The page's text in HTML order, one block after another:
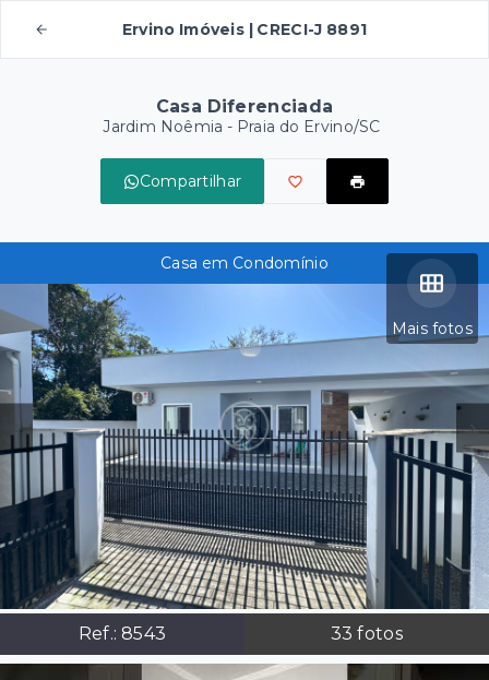
Ervino Imóveis | CRECI-J 8891
Casa Diferenciada
Jardim Noêmia - Praia do Ervino/SC
Compartilhar
Mais fotos
Ref.: 8543 33 fotos
Casa em Condomínio